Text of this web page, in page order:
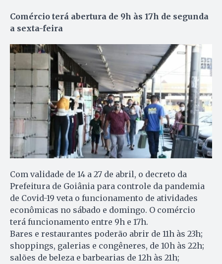
Comércio terá abertura de 9h às 17h de segunda
a sexta-feira
Com validade de 14 a 27 de abril, o decreto da
Prefeitura de Goiânia para controle da pandemia
de Covid-19 veta o funcionamento de atividades
econômicas no sábado e domingo. O comércio
terá funcionamento entre 9h e 17h.
Bares e restaurantes poderão abrir de 11h às 23h;
shoppings, galerias e congêneres, de 10h às 22h;
salões de beleza e barbearias de 12h às 21h;